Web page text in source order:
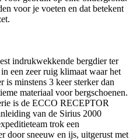
voor je voeten en dat betekent
indrukwekkende bergdier ter
een zeer ruig klimaat waar het
is minstens 3 keer sterker dan
materiaal voor bergschoenen.
is de ECCO RECEPTOR
van de Sirius 2000
trok een
door sneeuw en ijs, uitgerust met